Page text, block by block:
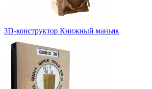
3D-конструктор Книжный маньяк